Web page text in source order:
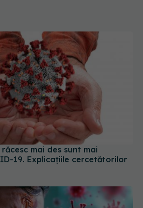
mai des sunt mai
19. Explicațiile cercetătorilor